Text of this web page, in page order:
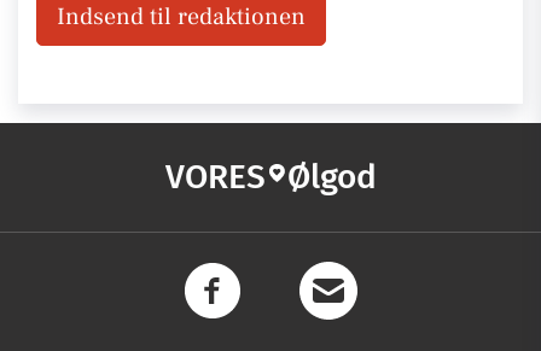
Indsend til redaktionen
VORES Ølgod